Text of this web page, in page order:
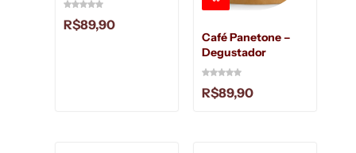
R$89,90
Café Panetone –
Degustador
R$89,90